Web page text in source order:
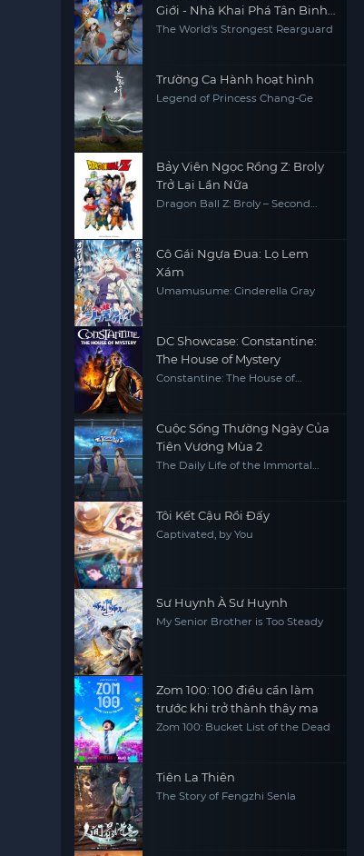
Giới - Nhà Khai Phá Tân Binh
Của Vương Quốc Mê Cung
The World's Strongest Rearguard
Trường Ca Hành hoạt hình
Legend of Princess Chang-Ge
Bảy Viên Ngọc Rồng Z: Broly
Trở Lại Lần Nữa
Dragon Ball Z: Broly – Second
Cô Gái Ngựa Đua: Lọ Lem
Xám
Umamusume: Cinderella Gray
DC Showcase: Constantine:
The House of Mystery
Constantine: The House of
Cuộc Sống Thường Ngày Của
Tiên Vương Mùa 2
The Daily Life of the Immortal
Tôi Kết Cậu Rồi Đấy
Captivated, by You
Sư Huynh À Sư Huynh
My Senior Brother is Too Steady
Zom 100: 100 điều cần làm
trước khi trở thành thây ma
Zom 100: Bucket List of the Dead
Tiên La Thiên
The Story of Fengzhi Senla